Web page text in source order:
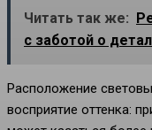
Читать так же:
с заботой о
Расположение
восприятие оттенка: